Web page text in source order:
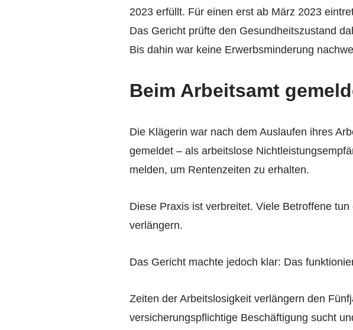
2023 erfüllt. Für einen erst ab März 2023
Das Gericht prüfte den Gesundheitszustand
Bis dahin war keine Erwerbsminderung
Beim Arbeitsamt
Die Klägerin war nach dem Auslaufen ihres
gemeldet – als arbeitslose
melden, um Rentenzeiten zu erhalten.
Diese Praxis ist verbreitet. Viele Betroffene
verlängern.
Das Gericht machte jedoch klar: Das
Zeiten der Arbeitslosigkeit verlängern den
versicherungspflichtige Beschäftigung sucht